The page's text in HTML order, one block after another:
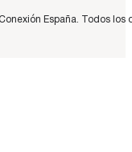
España. Todos los